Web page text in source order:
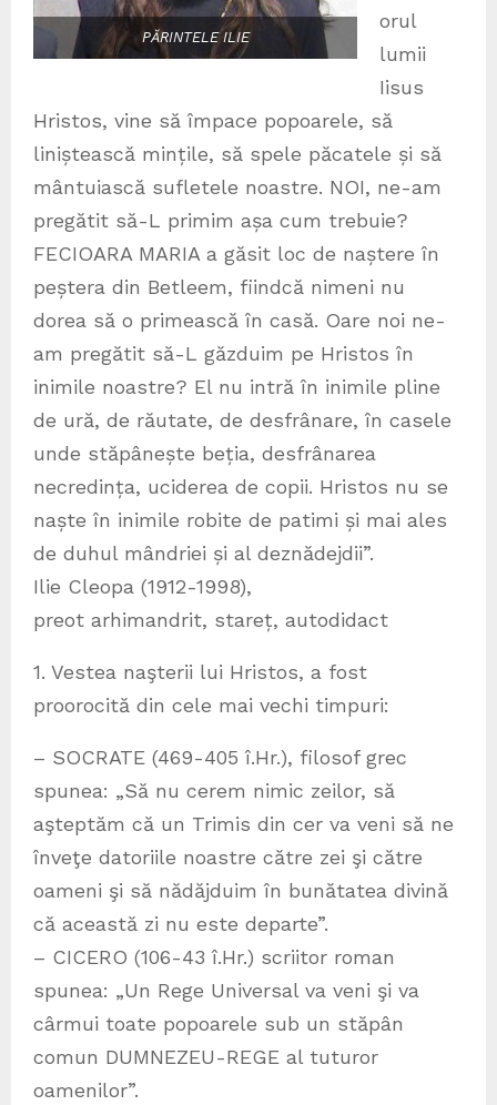
PĂRINTELE ILIE
orul
lumii
Iisus
Hristos, vine să împace popoarele, să
liniștească mințile, să spele păcatele și să
mântuiască sufletele noastre. NOI, ne-am
pregătit să-L primim așa cum trebuie?
FECIOARA MARIA a găsit loc de naștere în
peștera din Betleem, fiindcă nimeni nu
dorea să o primească în casă. Oare noi ne-
am pregătit să-L găzduim pe Hristos în
inimile noastre? El nu intră în inimile pline
de ură, de răutate, de desfrânare, în casele
unde stăpânește beția, desfrânarea
necredința, uciderea de copii. Hristos nu se
naște în inimile robite de patimi și mai ales
de duhul mândriei și al deznădejdii”.
Ilie Cleopa (1912-1998),
preot arhimandrit, stareț, autodidact
1. Vestea naşterii lui Hristos, a fost
proorocită din cele mai vechi timpuri:
– SOCRATE (469-405 î.Hr.), filosof grec
spunea: „Să nu cerem nimic zeilor, să
aşteptăm că un Trimis din cer va veni să ne
înveţe datoriile noastre către zei şi către
oameni şi să nădăjduim în bunătatea divină
că această zi nu este departe”.
– CICERO (106-43 î.Hr.) scriitor roman
spunea: „Un Rege Universal va veni şi va
cârmui toate popoarele sub un stăpân
comun DUMNEZEU-REGE al tuturor
oamenilor”.